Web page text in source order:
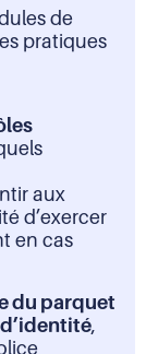
de
pratiques
aux
d’exercer
en cas
du parquet
,